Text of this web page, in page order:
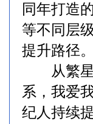
同年打造
等不同层
提升路径。
从繁星
系，我爱
纪人持续